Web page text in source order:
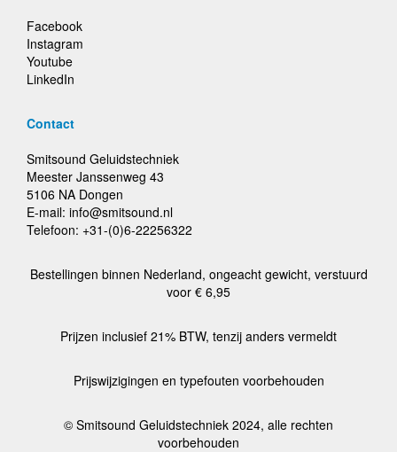
Facebook
Instagram
Youtube
LinkedIn
Contact
Smitsound Geluidstechniek
Meester Janssenweg 43
5106 NA Dongen
E-mail: info@smitsound.nl
Telefoon: +31-(0)6-22256322
Bestellingen binnen Nederland, ongeacht gewicht, verstuurd
voor € 6,95
Prijzen inclusief 21% BTW, tenzij anders vermeldt
Prijswijzigingen en typefouten voorbehouden
© Smitsound Geluidstechniek 2024, alle rechten
voorbehouden